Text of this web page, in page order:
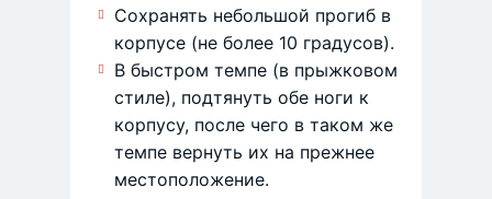
Сохранять небольшой прогиб в
корпусе (не более 10 градусов).
В быстром темпе (в прыжковом
стиле), подтянуть обе ноги к
корпусу, после чего в таком же
темпе вернуть их на прежнее
местоположение.